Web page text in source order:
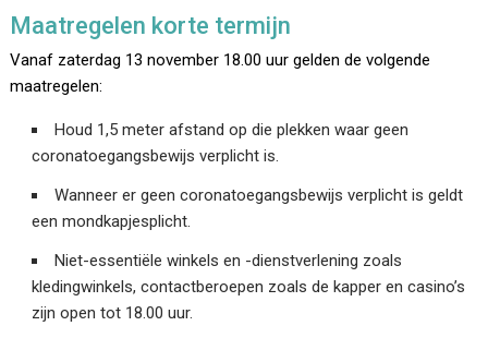
Maatregelen korte termijn
Vanaf zaterdag 13 november 18.00 uur gelden de volgende
maatregelen:
Houd 1,5 meter afstand op die plekken waar geen
coronatoegangsbewijs verplicht is.
Wanneer er geen coronatoegangsbewijs verplicht is geldt
een mondkapjesplicht.
Niet-essentiële winkels en -dienstverlening zoals
kledingwinkels, contactberoepen zoals de kapper en casino’s
zijn open tot 18.00 uur.